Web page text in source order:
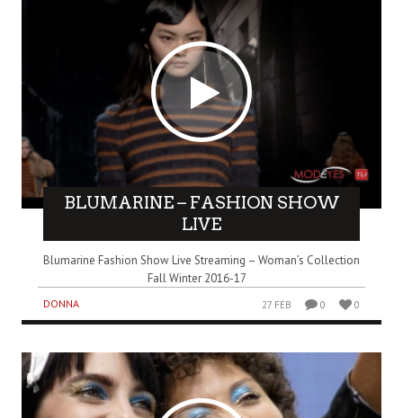
BLUMARINE – FASHION SHOW
LIVE
Blumarine Fashion Show Live Streaming – Woman’s Collection
Fall Winter 2016-17
DONNA 27 FEB 0 0